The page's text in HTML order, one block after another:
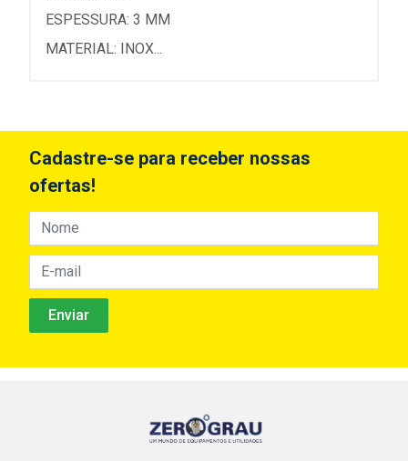
ESPESSURA: 3 MM
MATERIAL: INOX...
Cadastre-se para receber nossas
ofertas!